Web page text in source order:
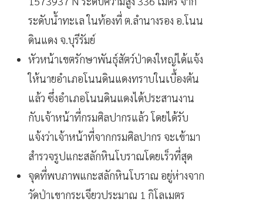
ระดับน้ำทะเล ในท้องที่ ต.ลำนางรอง อ.โนน
ดินแดง จ.บุรีรัมย์
หัวหน้าเขตรักษาพันธุ์สัตว์ป่าดงใหญ่ได้แจ้ง
ให้นายอำเภอโนนดินแดงทราบในเบื้องต้น
แล้ว ซึ่งอำเภอโนนดินแดงได้ประสานงาน
กับเจ้าหน้าที่กรมศิลปากรแล้ว โดยได้รับ
แจ้งว่าเจ้าหน้าที่จากกรมศิลปากร จะเข้ามา
สำรวจรูปแกะสลักหินโบราณโดยเร็วที่สุด
จุดที่พบภาพแกะสลักหินโบราณ อยู่ห่างจาก
วัดป่าเขากระเจียวประมาณ 1 กิโลเมตร